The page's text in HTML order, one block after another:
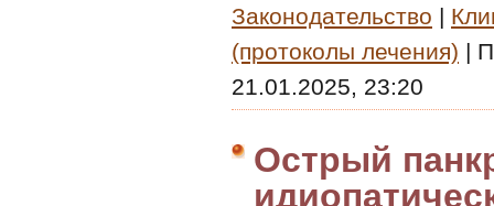
Законодательство |
(протоколы лечения) |
21.01.2025, 23:20
Острый